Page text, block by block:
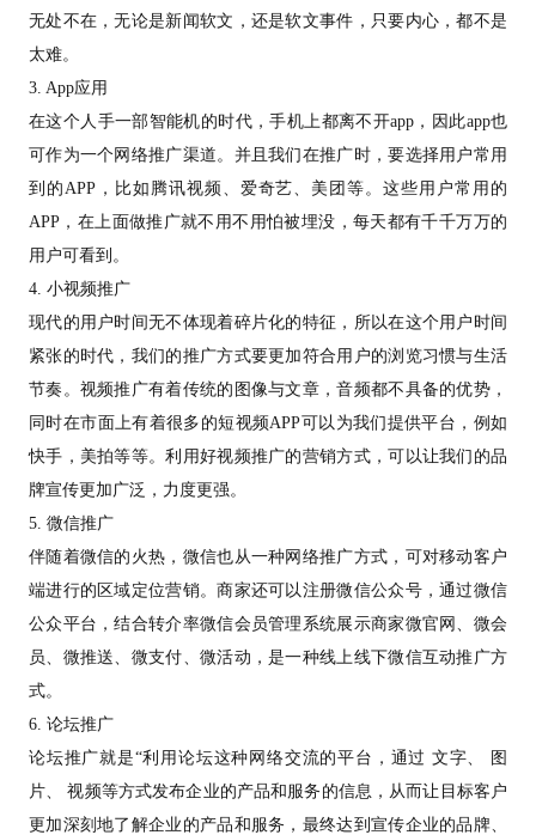
无处不在，无论是新闻软文，还是软文事件，只要内心，都不是
太难。
3. App应用
在这个人手一部智能机的时代，手机上都离不开app，因此app也
可作为一个网络推广渠道。并且我们在推广时，要选择用户常用
到的APP，比如腾讯视频、爱奇艺、美团等。这些用户常用的
APP，在上面做推广就不用不用怕被埋没，每天都有千千万万的
用户可看到。
4. 小视频推广
现代的用户时间无不体现着碎片化的特征，所以在这个用户时间
紧张的时代，我们的推广方式要更加符合用户的浏览习惯与生活
节奏。视频推广有着传统的图像与文章，音频都不具备的优势，
同时在市面上有着很多的短视频APP可以为我们提供平台，例如
快手，美拍等等。利用好视频推广的营销方式，可以让我们的品
牌宣传更加广泛，力度更强。
5. 微信推广
伴随着微信的火热，微信也从一种网络推广方式，可对移动客户
端进行的区域定位营销。商家还可以注册微信公众号，通过微信
公众平台，结合转介率微信会员管理系统展示商家微官网、微会
员、微推送、微支付、微活动，是一种线上线下微信互动推广方
式。
6. 论坛推广
论坛推广就是“利用论坛这种网络交流的平台，通过 文字、 图
片、 视频等方式发布企业的产品和服务的信息，从而让目标客户
更加深刻地了解企业的产品和服务，最终达到宣传企业的品牌、